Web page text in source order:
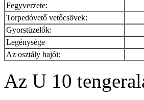
Fegyverzete:
Torpedóvető vetőcsövek:
Gyorstüzelők:
Legénysége
Az osztály hajói:
Az U 10